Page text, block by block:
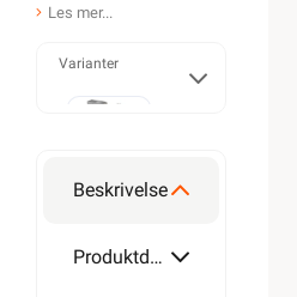
Les mer...
Varianter
Beskrivelse
Produktdetaljer